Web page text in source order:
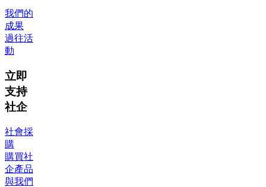
我們的
成果
過往活
動
立即
支持
社企
社會採
購
購買社
企產品
與我們